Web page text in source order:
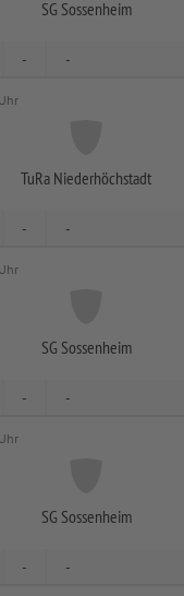
SG Sossenheim
- -
TuRa Niederhöchstadt
- -
SG Sossenheim
- -
SG Sossenheim
- -